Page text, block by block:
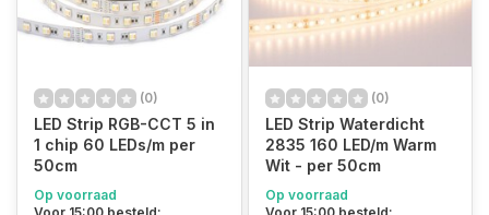
(0)
LED Strip RGB-CCT 5 in
1 chip 60 LEDs/m per
50cm
Op voorraad
(0)
LED Strip Waterdicht
2835 160 LED/m Warm
Wit - per 50cm
Op voorraad